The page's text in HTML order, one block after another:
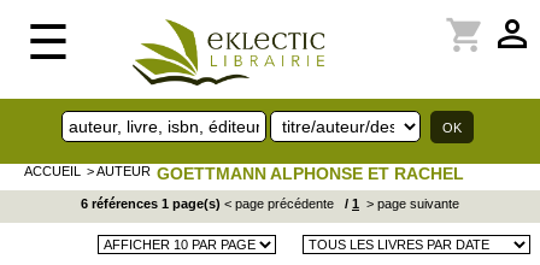
☰ perm_identity
shopping_cart
ACCUEIL > AUTEUR GOETTMANN ALPHONSE ET RACHEL
6 références 1 page(s) < page précédente / 1 > page suivante